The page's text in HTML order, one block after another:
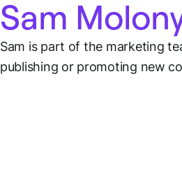
Sam
Sam is part of the marketing
publishing or promoting new